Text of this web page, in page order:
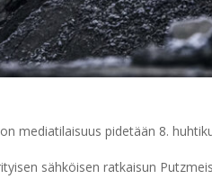
mediatilaisuus pidetään 8.
sähköisen ratkaisun